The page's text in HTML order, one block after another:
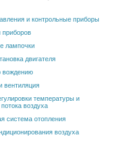
и контрольные приборы
приборов
лампочки
двигателя
вождению
вентиляция
температуры и
воздуха
система отопления
воздуха